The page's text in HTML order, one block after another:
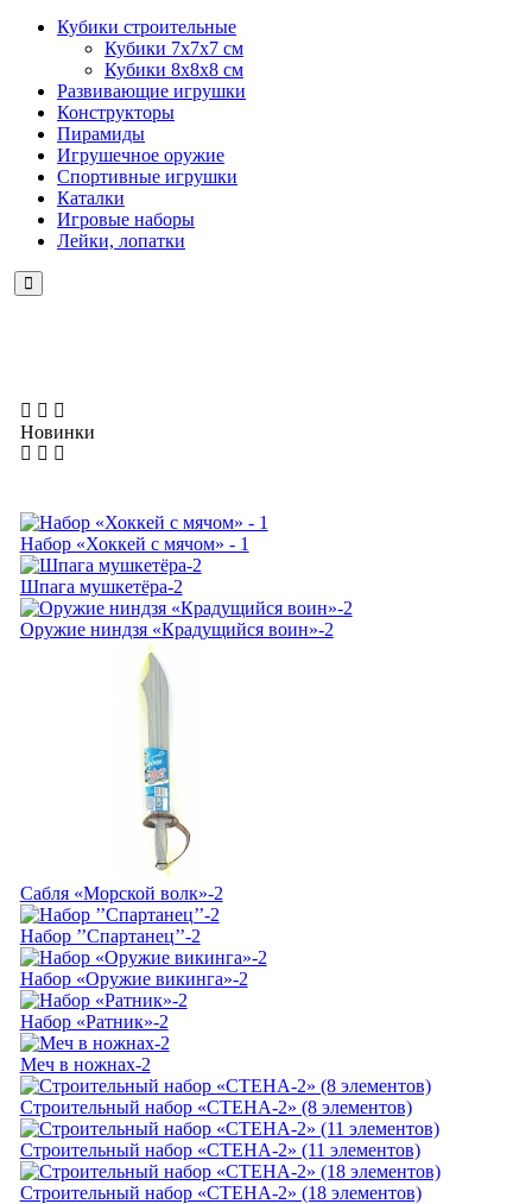
Кубики строительные
Кубики 7х7х7 см
Кубики 8х8х8 см
Развивающие игрушки
Конструкторы
Пирамиды
Игрушечное оружие
Спортивные игрушки
Каталки
Игровые наборы
Лейки, лопатки
Новинки
Набор «Хоккей с мячом» - 1
Шпага мушкетёра-2
Оружие ниндзя «Крадущийся воин»-2
Сабля «Морской волк»-2
Набор ’’Спартанец’’-2
Набор «Оружие викинга»-2
Набор «Ратник»-2
Меч в ножнах-2
Строительный набор «СТЕНА-2» (8 элементов)
Строительный набор «СТЕНА-2» (11 элементов)
Строительный набор «СТЕНА-2» (18 элементов)